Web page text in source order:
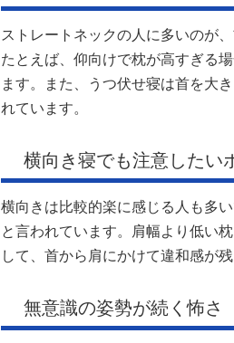
ストレートネックの人に多いのが
たとえば、仰向けで枕が高すぎる
ます。また、うつ伏せ寝は首を大
れています。
横向き寝でも注意したい
横向きは比較的楽に感じる人も多
と言われています。肩幅より低い
して、首から肩にかけて違和感が
無意識の姿勢が続く怖さ